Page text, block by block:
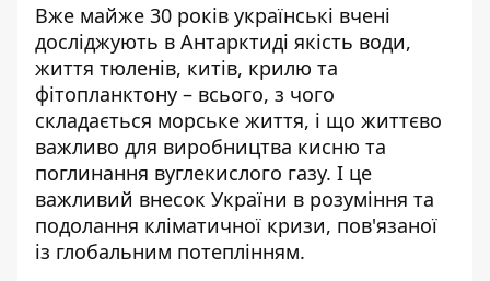
Вже майже 30 років українські вчені
досліджують в Антарктиді якість води,
життя тюленів, китів, крилю та
фітопланктону – всього, з чого
складається морське життя, і що життєво
важливо для виробництва кисню та
поглинання вуглекислого газу. І це
важливий внесок України в розуміння та
подолання кліматичної кризи, пов'язаної
із глобальним потеплінням.